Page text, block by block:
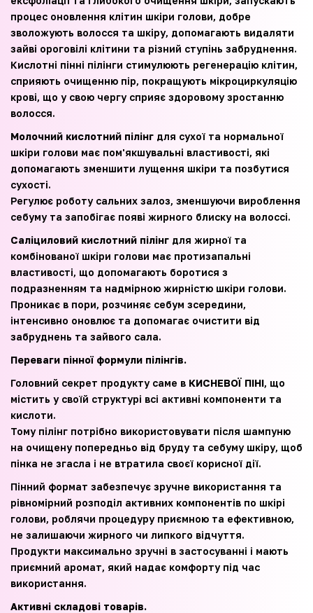
процес оновлення клітин шкіри голови, добре
зволожують волосся та шкіру, допомагають видаляти
зайві ороговілі клітини та різний ступінь забруднення.
Кислотні пінні пілінги стимулюють регенерацію клітин,
сприяють очищенню пір, покращують мікроциркуляцію
крові, що у свою чергу сприяє здоровому зростанню
волосся.
Молочний кислотний пілінг для сухої та нормальної
шкіри голови має пом'якшувальні властивості, які
допомагають зменшити лущення шкіри та позбутися
сухості.
Регулює роботу сальних залоз, зменшуючи вироблення
себуму та запобігає появі жирного блиску на волоссі.
Саліциловий кислотний пілінг для жирної та
комбінованої шкіри голови має протизапальні
властивості, що допомагають боротися з
подразненням та надмірною жирністю шкіри голови.
Проникає в пори, розчиняє себум зсередини,
інтенсивно оновлює та допомагає очистити від
забруднень та зайвого сала.
Переваги пінної формули пілінгів.
Головний секрет продукту саме в КИСНЕВОЇ ПІНІ, що
містить у своїй структурі всі активні компоненти та
кислоти.
Тому пілінг потрібно використовувати після шампуню
на очищену попередньо від бруду та себуму шкіру, щоб
пінка не згасла і не втратила своєї корисної дії.
Пінний формат забезпечує зручне використання та
рівномірний розподіл активних компонентів по шкірі
голови, роблячи процедуру приємною та ефективною,
не залишаючи жирного чи липкого відчуття.
Продукти максимально зручні в застосуванні і мають
приємний аромат, який надає комфорту під час
використання.
Активні складові товарів.